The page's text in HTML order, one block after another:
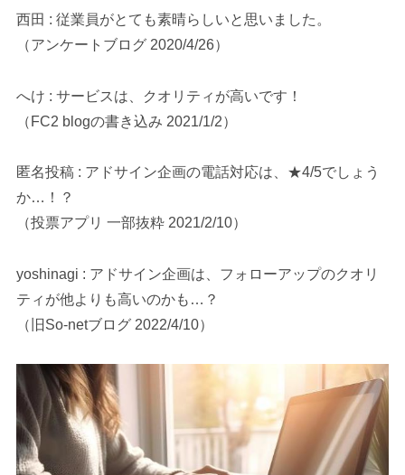
西田 : 従業員がとても素晴らしいと思いました。
（アンケートブログ 2020/4/26）
へけ : サービスは、クオリティが高いです！
（FC2 blogの書き込み 2021/1/2）
匿名投稿 : アドサイン企画の電話対応は、★4/5でしょう
か…！？
（投票アプリ 一部抜粋 2021/2/10）
yoshinagi : アドサイン企画は、フォローアップのクオリ
ティが他よりも高いのかも…？
（旧So-netブログ 2022/4/10）